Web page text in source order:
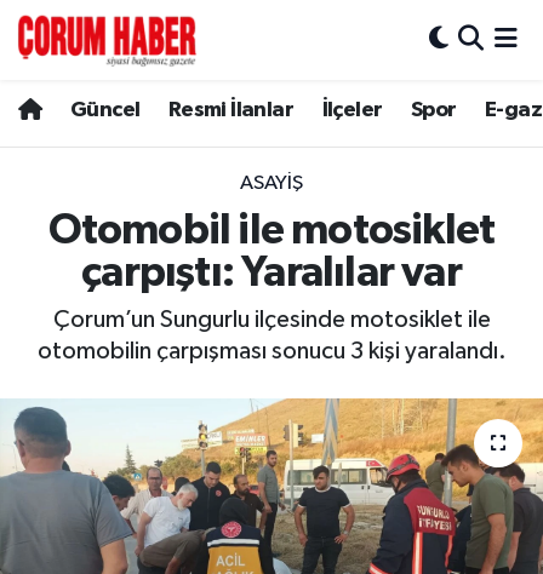
Güncel Resmi İlanlar İlçeler Spor E-
ASAYIŞ
Otomobil ile motosiklet
çarpıştı: Yaralılar var
Çorum’un Sungurlu ilçesinde motosiklet ile
otomobilin çarpışması sonucu 3 kişi yaralandı.
Spor
Resmi İlanlar
Alaca
Bayat
Boğazkale
Dodurga
İskilip
Hava Durumu
Çorum Namaz Vakitleri
Trafik Durumu
Süper Lig Puan Durumu ve Fikstür
Tüm Manşetler
Son Dakika Haberleri
Haber Arşivi